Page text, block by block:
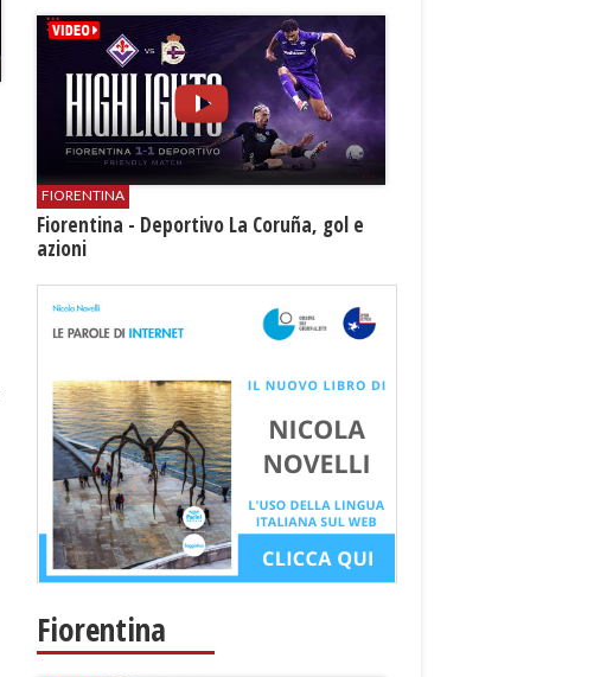
FIORENTINA
Fiorentina - Deportivo La Coruña, gol e
azioni
Fiorentina